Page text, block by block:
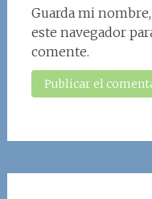
Guarda mi
este navegador
comente.